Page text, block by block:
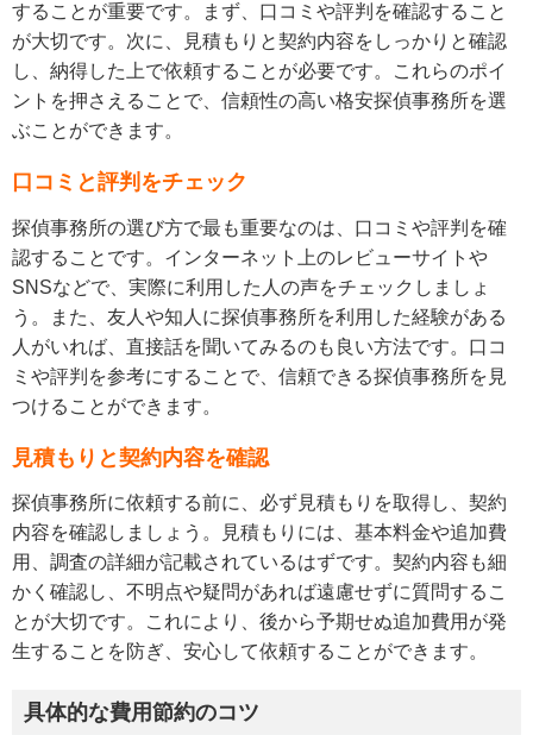
することが重要です。まず、口コミや評判を確認すること
が大切です。次に、見積もりと契約内容をしっかりと確認
し、納得した上で依頼することが必要です。これらのポイ
ントを押さえることで、信頼性の高い格安探偵事務所を選
ぶことができます。
口コミと評判をチェック
探偵事務所の選び方で最も重要なのは、口コミや評判を確
認することです。インターネット上のレビューサイトや
SNSなどで、実際に利用した人の声をチェックしましょ
う。また、友人や知人に探偵事務所を利用した経験がある
人がいれば、直接話を聞いてみるのも良い方法です。口コ
ミや評判を参考にすることで、信頼できる探偵事務所を見
つけることができます。
見積もりと契約内容を確認
探偵事務所に依頼する前に、必ず見積もりを取得し、契約
内容を確認しましょう。見積もりには、基本料金や追加費
用、調査の詳細が記載されているはずです。契約内容も細
かく確認し、不明点や疑問があれば遠慮せずに質問するこ
とが大切です。これにより、後から予期せぬ追加費用が発
生することを防ぎ、安心して依頼することができます。
具体的な費用節約のコツ